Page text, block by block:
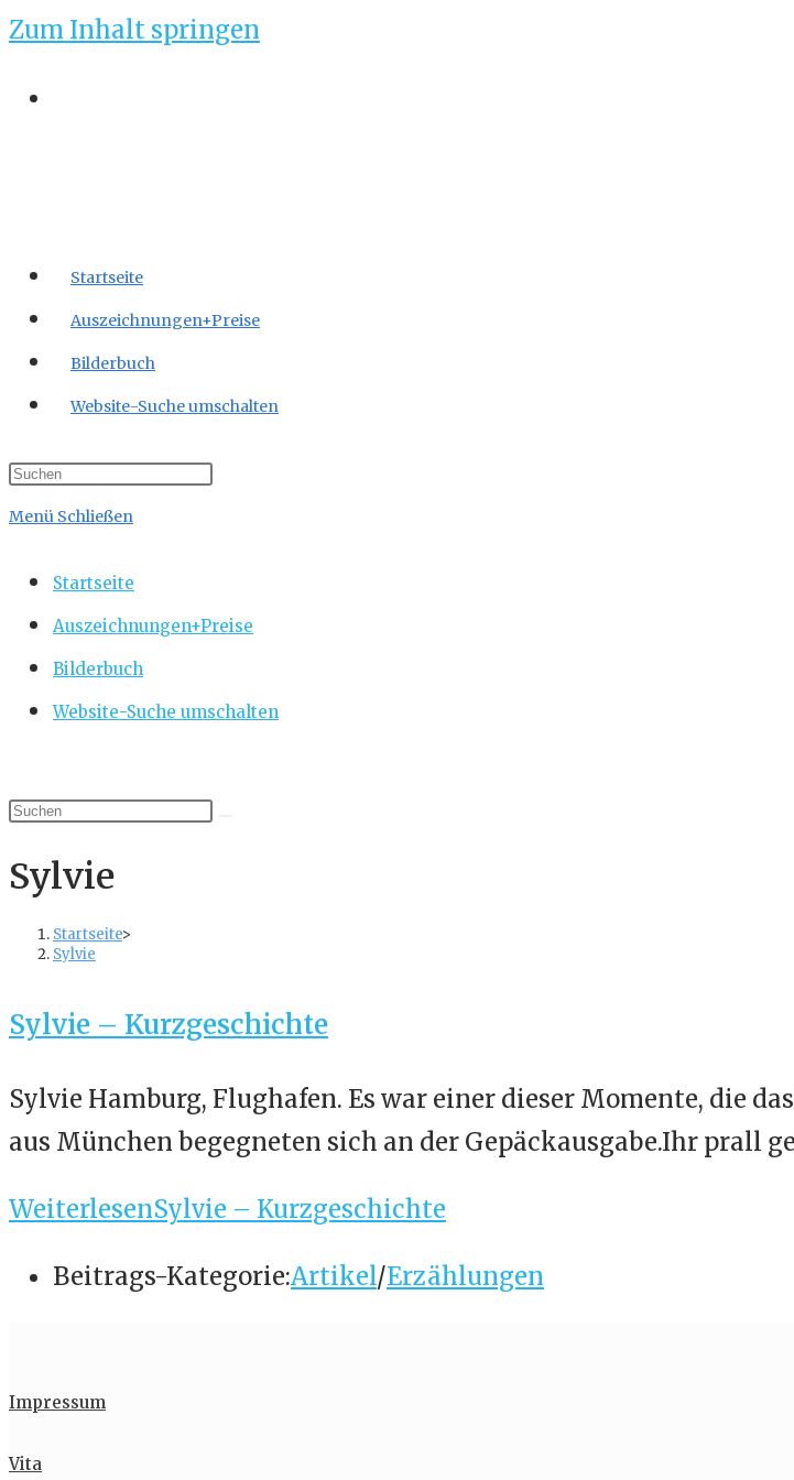
Zum Inhalt springen
Startseite
Auszeichnungen+Preise
Bilderbuch
Website-Suche umschalten
Menü Schließen
Startseite
Auszeichnungen+Preise
Bilderbuch
Website-Suche umschalten
Sylvie
Startseite>
Sylvie
Sylvie – Kurzgeschichte
Sylvie Hamburg, Flughafen. Es war einer dieser Momente, die
aus München begegneten sich an der Gepäckausgabe.Ihr prall
WeiterlesenSylvie – Kurzgeschichte
Beitrags-Kategorie:Artikel/Erzählungen
Impressum
Vita